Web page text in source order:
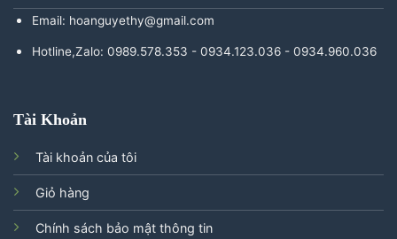
Email: hoanguyethy@gmail.com
Hotline,Zalo: 0989.578.353 - 0934.123.036 - 0934.960.036
Tài Khoản
Tài khoản của tôi
Giỏ hàng
Chính sách bảo mật thông tin